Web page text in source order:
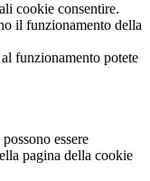
cookie consentire.
il funzionamento della
funzionamento potete
essere
pagina della cookie